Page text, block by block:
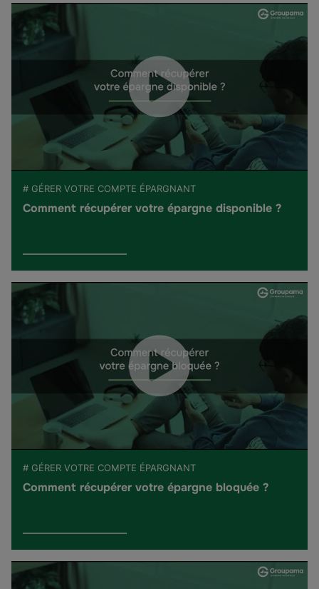
# GÉRER VOTRE COMPTE ÉPARGNANT
Comment récupérer votre épargne disponible ?
# GÉRER VOTRE COMPTE ÉPARGNANT
Comment récupérer votre épargne bloquée ?